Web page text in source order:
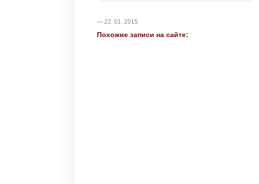
— 22. 01. 2015
Похожие записи на сайте: